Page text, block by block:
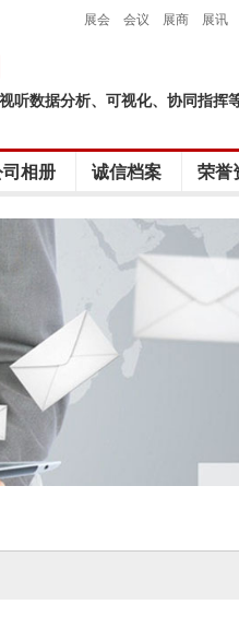
展会 会议 展商 展讯
数据分析、可视化、协同指挥
司相册 诚信档案 荣誉